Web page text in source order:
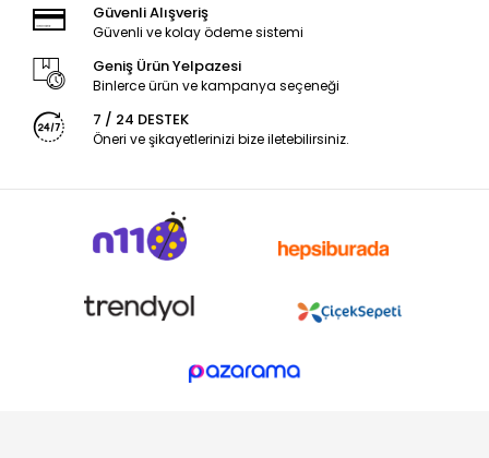
Güvenli Alışveriş
Güvenli ve kolay ödeme sistemi
Geniş Ürün Yelpazesi
Binlerce ürün ve kampanya seçeneği
7 / 24 DESTEK
Öneri ve şikayetlerinizi bize iletebilirsiniz.